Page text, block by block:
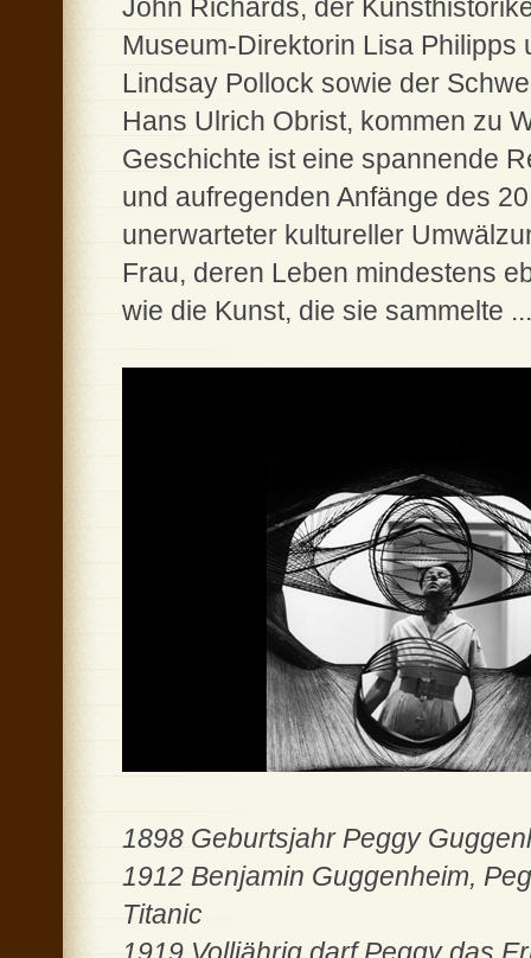
John Richards, der
Museum-Direktorin Lisa Philipps
Lindsay Pollock sowie der
Hans Ulrich Obrist, kommen zu
Geschichte ist eine spannende
und aufregenden Anfänge des
unerwarteter kultureller
Frau, deren Leben mindestens
wie die Kunst, die sie sammelte ...
1898 Geburtsjahr Peggy
1912 Benjamin Guggenheim,
Titanic